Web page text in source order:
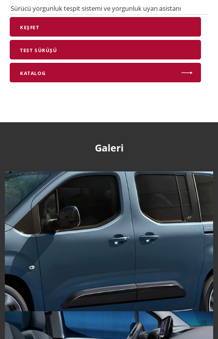
Sürücü yorgunluk tespit sistemi ve yorgunluk uyarı asistanı
KEŞFET
TEST SÜRÜŞÜ
KATALOG
Galeri